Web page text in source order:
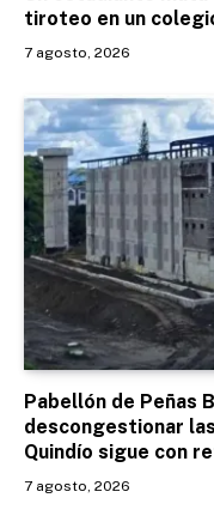
tiroteo en un
7 agosto, 2026
Pabellón de Peñas
descongestionar
Quindío sigue con
7 agosto, 2026